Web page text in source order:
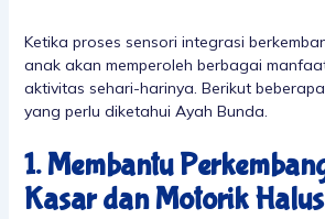
Ketika proses sensori integrasi
anak akan memperoleh berbagai
aktivitas sehari-harinya. Berikut
yang perlu diketahui Ayah Bunda.
1. Membantu
Kasar dan Motorik Halus